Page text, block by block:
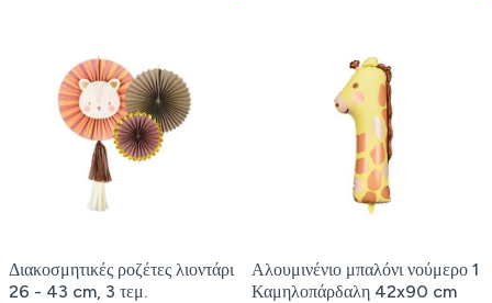
Διακοσμητικές ροζέτες λιοντάρι
26 - 43 cm, 3 τεμ.
Αλουμινένιο μπαλόνι νούμερο 1
Καμηλοπάρδαλη 42x90 cm